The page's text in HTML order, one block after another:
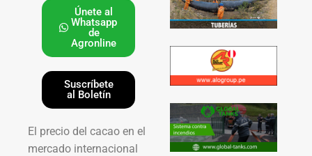
Únete al
Whatsapp
de
Agronline
Suscríbete
al Boletín
El precio del cacao en el
mercado internacional